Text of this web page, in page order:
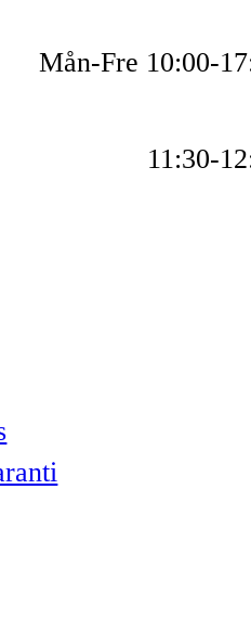
Mån-Fre 10:00-
11:30-